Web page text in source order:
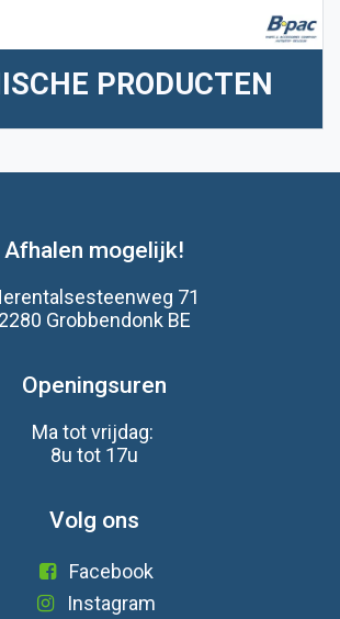
PRODUCTEN
Afhalen mogelijk!
71
2280 Grobbendonk BE
Openingsuren
Ma tot vrijdag:
8u tot 17u
Volg ons
Facebook
Instagram